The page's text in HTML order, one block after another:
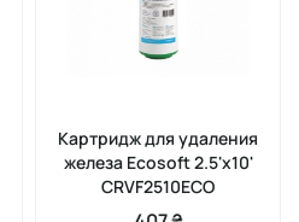
Картридж для удаления
железа Ecosoft 2.5'x10'
CRVF2510ECO